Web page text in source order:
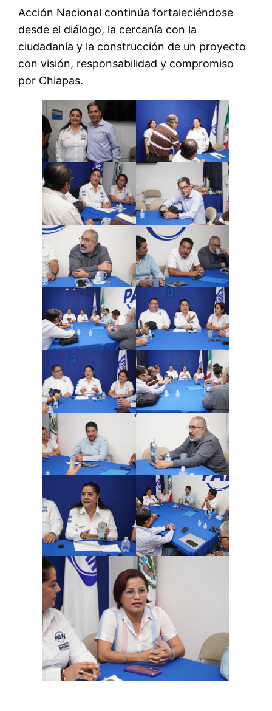
Acción Nacional continúa fortaleciéndose
desde el diálogo, la cercanía con la
ciudadanía y la construcción de un proyecto
con visión, responsabilidad y compromiso
por Chiapas.